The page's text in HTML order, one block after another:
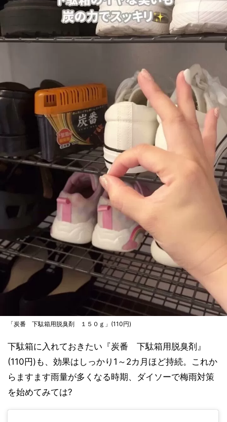
「炭番 下駄箱用脱臭剤 １５０ｇ」(110円)
下駄箱に入れておきたい『炭番 下駄箱用脱臭剤』
(110円)も、効果はしっかり1～2カ月ほど持続。これか
らますます雨量が多くなる時期、ダイソーで梅雨対策
を始めてみては?